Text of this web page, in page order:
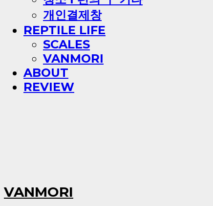
개인결제창
REPTILE LIFE
SCALES
VANMORI
ABOUT
REVIEW
VANMORI